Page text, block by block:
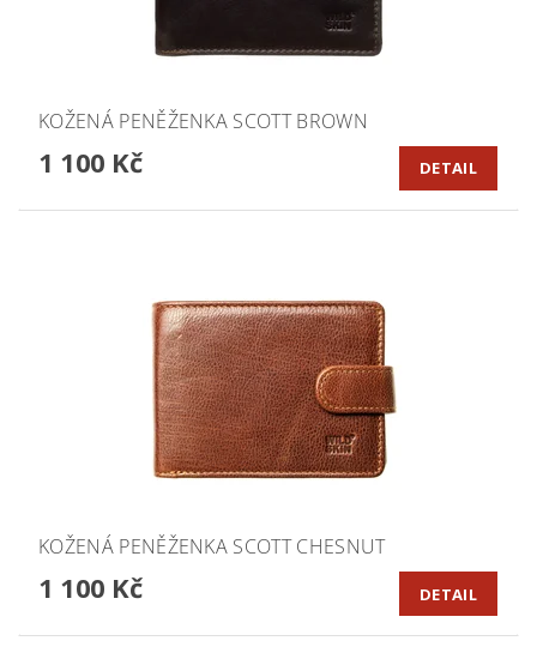
KOŽENÁ PENĚŽENKA SCOTT BROWN
1 100 Kč DETAIL
KOŽENÁ PENĚŽENKA SCOTT CHESNUT
1 100 Kč DETAIL